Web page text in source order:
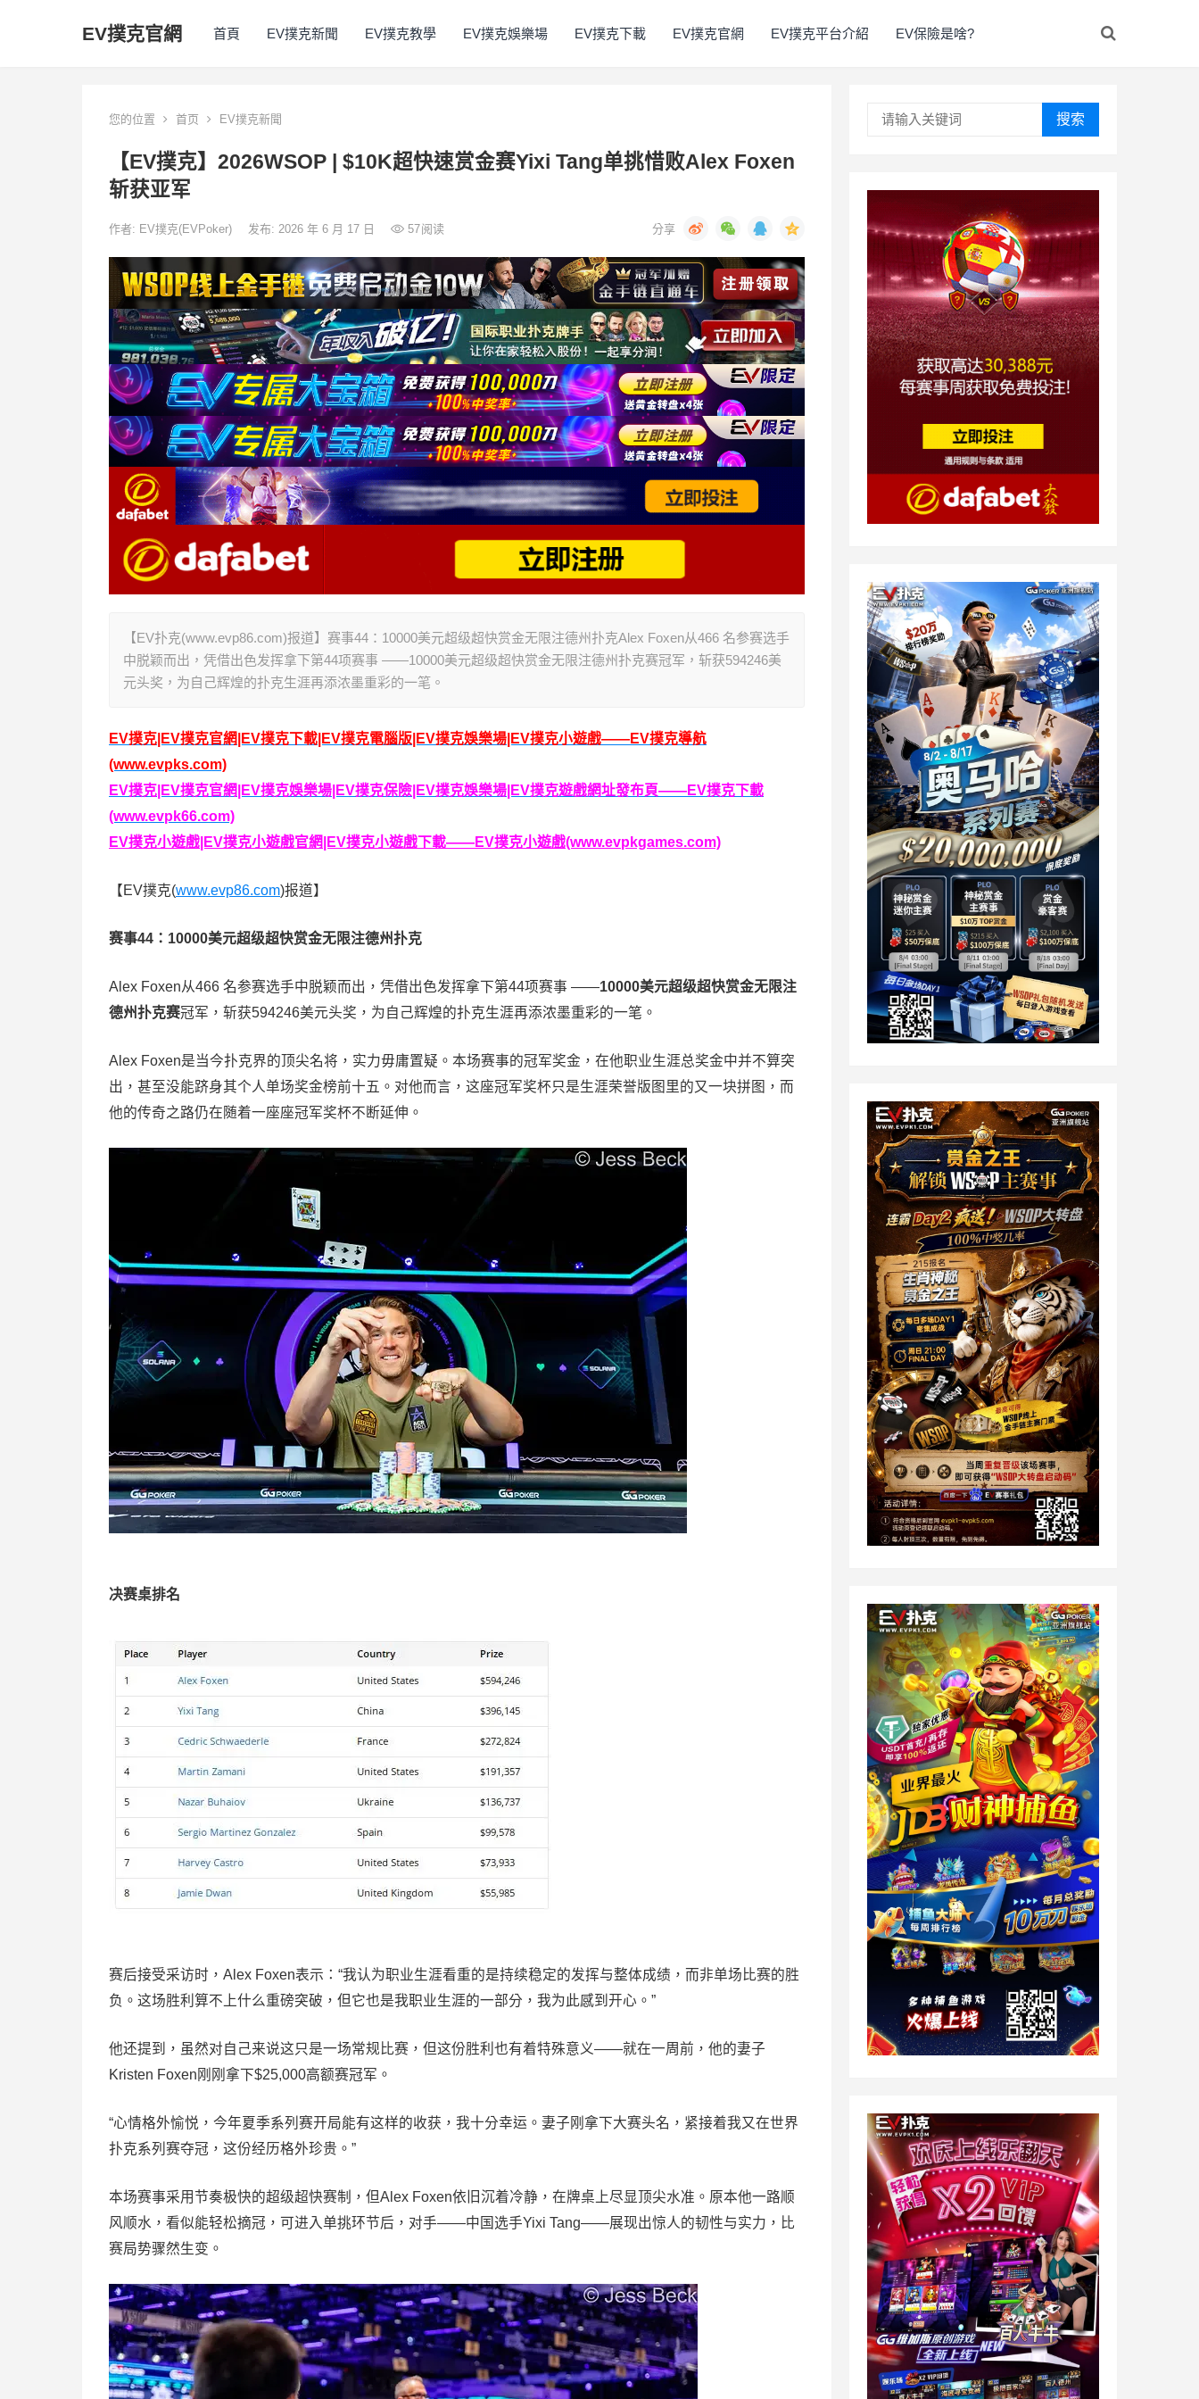
EV撲克官網 首頁 EV撲克新聞 EV撲克教學 EV撲克娛樂場 EV撲克下載 EV撲克官網 EV撲克平台介紹 EV保險是啥?
您的位置 首页 EV撲克新聞
【EV撲克】2026WSOP | $10K超快速赏金赛Yixi Tang单挑惜败Alex Foxen
斩获亚军
作者: EV撲克(EVPoker) 发布: 2026 年 6 月 17 日 57阅读
【EV扑克(www.evp86.com)报道】赛事44：10000美元超级超快赏金无限注德州扑克Alex Foxen从466 名参赛选手
中脱颖而出，凭借出色发挥拿下第44项赛事 ——10000美元超级超快赏金无限注德州扑克赛冠军，斩获594246美
元头奖，为自己辉煌的扑克生涯再添浓墨重彩的一笔。
EV撲克|EV撲克官網|EV撲克下載|EV撲克電腦版|EV撲克娛樂場|EV撲克小遊戲——EV撲克導航
(www.evpks.com)
EV撲克|EV撲克官網|EV撲克娛樂場|EV撲克保險|EV撲克娛樂場|EV撲克遊戲網址發布頁——EV撲克下載
(www.evpk66.com)
EV撲克小遊戲|EV撲克小遊戲官網|EV撲克小遊戲下載——EV撲克小遊戲(www.evpkgames.com)
【EV撲克(www.evp86.com)报道】
赛事44：10000美元超级超快赏金无限注德州扑克
Alex Foxen从466 名参赛选手中脱颖而出，凭借出色发挥拿下第44项赛事 ——10000美元超级超快赏金无限注
德州扑克赛冠军，斩获594246美元头奖，为自己辉煌的扑克生涯再添浓墨重彩的一笔。
Alex Foxen是当今扑克界的顶尖名将，实力毋庸置疑。本场赛事的冠军奖金，在他职业生涯总奖金中并不算突
出，甚至没能跻身其个人单场奖金榜前十五。对他而言，这座冠军奖杯只是生涯荣誉版图里的又一块拼图，而
他的传奇之路仍在随着一座座冠军奖杯不断延伸。
决赛桌排名
赛后接受采访时，Alex Foxen表示：“我认为职业生涯看重的是持续稳定的发挥与整体成绩，而非单场比赛的胜
负。这场胜利算不上什么重磅突破，但它也是我职业生涯的一部分，我为此感到开心。”
他还提到，虽然对自己来说这只是一场常规比赛，但这份胜利也有着特殊意义——就在一周前，他的妻子
Kristen Foxen刚刚拿下$25,000高额赛冠军。
“心情格外愉悦，今年夏季系列赛开局能有这样的收获，我十分幸运。妻子刚拿下大赛头名，紧接着我又在世界
扑克系列赛夺冠，这份经历格外珍贵。”
本场赛事采用节奏极快的超级超快赛制，但Alex Foxen依旧沉着冷静，在牌桌上尽显顶尖水准。原本他一路顺
风顺水，看似能轻松摘冠，可进入单挑环节后，对手——中国选手Yixi Tang——展现出惊人的韧性与实力，比
赛局势骤然生变。
搜索